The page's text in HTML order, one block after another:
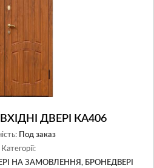
ДВЕРІ КА406
Под заказ
Категорії:
НА ЗАМОВЛЕННЯ, БРОНЕДВЕРІ